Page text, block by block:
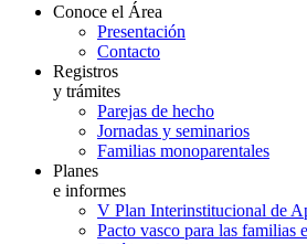
Conoce el Área
Presentación
Contacto
Registros
y trámites
Parejas de hecho
Jornadas y seminarios
Familias monoparentales
Planes
e informes
V Plan Interinstitucional de
Pacto vasco para las familias